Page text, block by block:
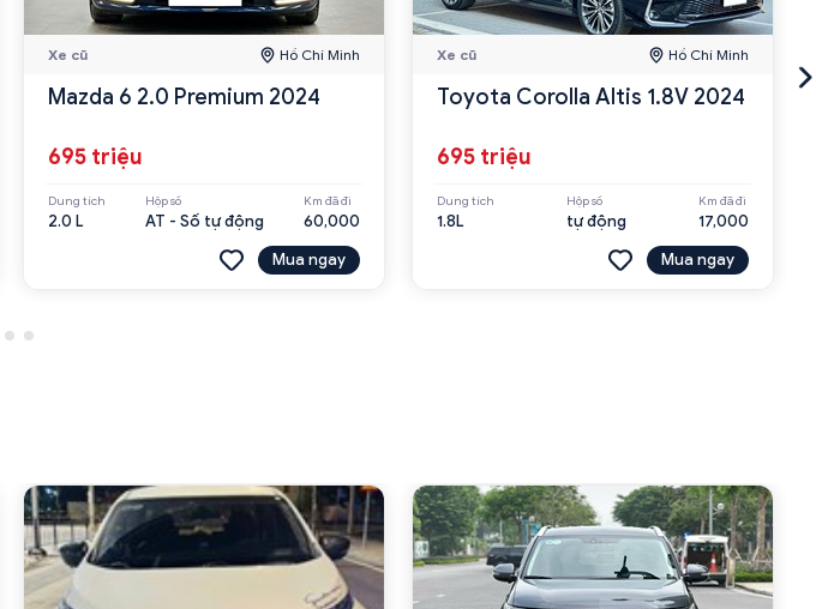
Xe cũ Hồ Chí Minh
Mazda 6 2.0 Premium 2024
695 triệu
Dung tích
2.0 L
Hộp số
AT - Số tự động
Km đã đi
60,000
Mua ngay
Xe cũ Hồ Chí Minh
Toyota Corolla Altis 1.8V 2024
695 triệu
Dung tích
1.8L
Hộp số
tự động
Km đã đi
17,000
Mua ngay